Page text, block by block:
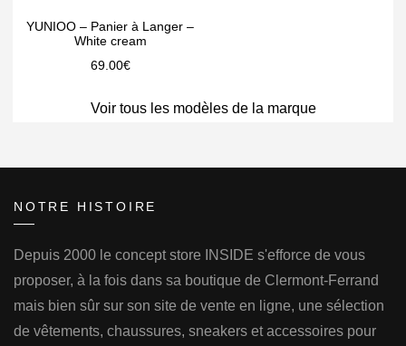
YUNIOO – Panier à Langer –
White cream
69.00€
Voir tous les modèles de la marque
NOTRE HISTOIRE
Depuis 2000 le concept store INSIDE s'efforce de vous
proposer, à la fois dans sa boutique de Clermont-Ferrand
mais bien sûr sur son site de vente en ligne, une sélection
de vêtements, chaussures, sneakers et accessoires pour